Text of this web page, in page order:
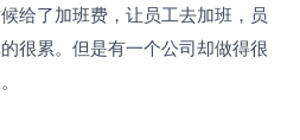
给了加班费，让员工去加班，员
很累。但是有一个公司却做得很